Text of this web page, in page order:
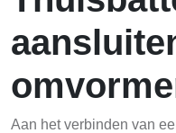
Aan het verbinden van